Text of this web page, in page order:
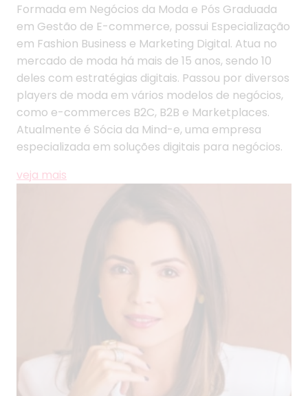
Formada em Negócios da Moda e Pós Graduada
em Gestão de E-commerce, possui Especialização
em Fashion Business e Marketing Digital. Atua no
mercado de moda há mais de 15 anos, sendo 10
deles com estratégias digitais. Passou por diversos
players de moda em vários modelos de negócios,
como e-commerces B2C, B2B e Marketplaces.
Atualmente é Sócia da Mind-e, uma empresa
especializada em soluções digitais para negócios.
veja mais